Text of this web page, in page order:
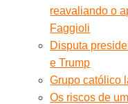
reavaliando o
Faggioli
Disputa
e Trump
Grupo católico
Os riscos de